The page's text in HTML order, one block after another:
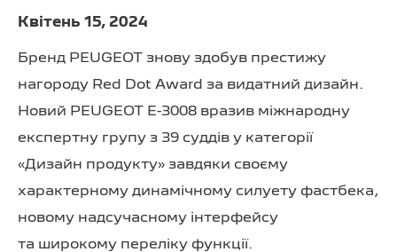
Квітень 15, 2024
Бренд PEUGEOT знову здобув престижу
нагороду Red Dot Award за видатний дизайн.
Новий PEUGEOT E-3008 вразив міжнародну
експертну групу з 39 суддів у категорії
«Дизайн продукту» завдяки своєму
характерному динамічному силуету фастбека,
новому надсучасному інтерфейсу
та широкому переліку функції.